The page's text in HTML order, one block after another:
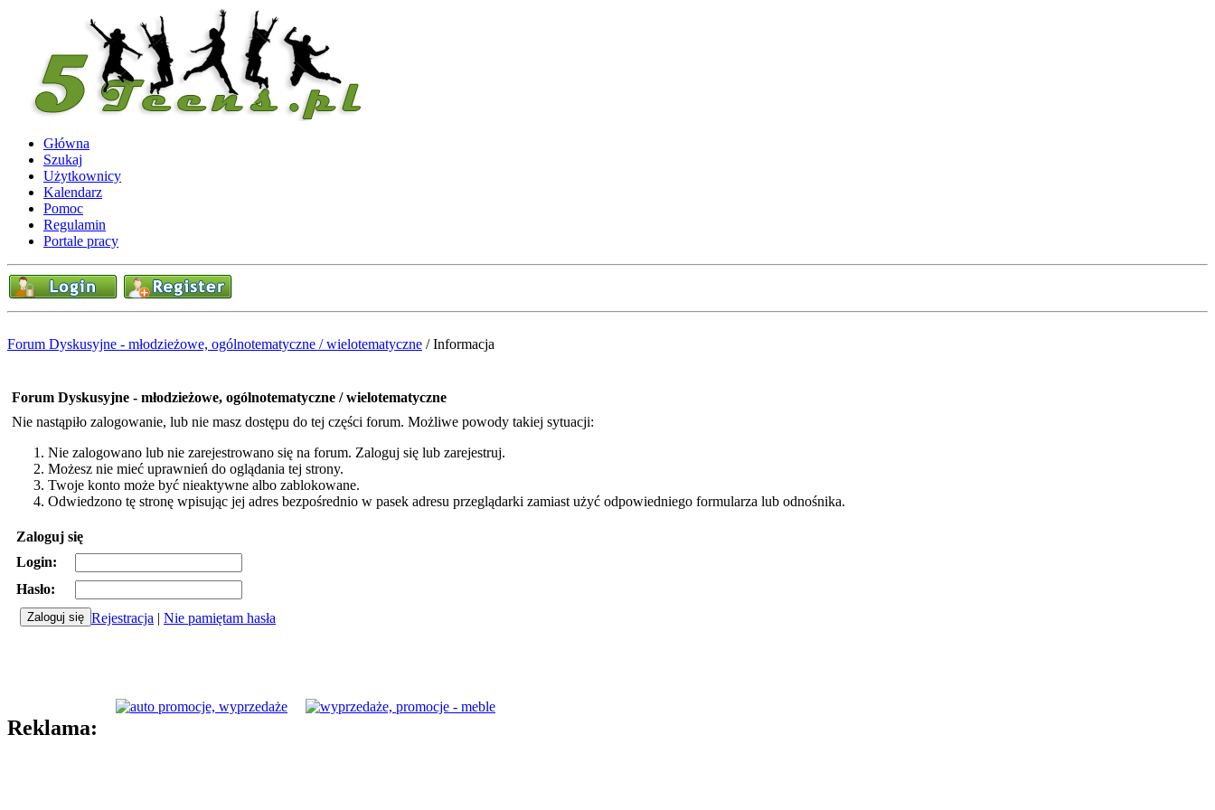
Główna
Szukaj
Użytkownicy
Kalendarz
Pomoc
Regulamin
Portale pracy
Forum Dyskusyjne - młodzieżowe, ogólnotematyczne / wielotematyczne /Informacja
Forum Dyskusyjne - młodzieżowe, ogólnotematyczne / wielotematyczne
Nie nastąpiło zalogowanie, lub nie masz dostępu do tej części forum. Możliwe powody takiej sytuacji:
Nie zalogowano lub nie zarejestrowano się na forum. Zaloguj się lub zarejestruj.
Możesz nie mieć uprawnień do oglądania tej strony.
Twoje konto może być nieaktywne albo zablokowane.
Odwiedzono tę stronę wpisując jej adres bezpośrednio w pasek adresu przeglądarki zamiast użyć odpowiedniego formularza lub odnośnika.
Zaloguj się
Login:
Hasło:
Rejestracja | Nie pamiętam hasła
Reklama: